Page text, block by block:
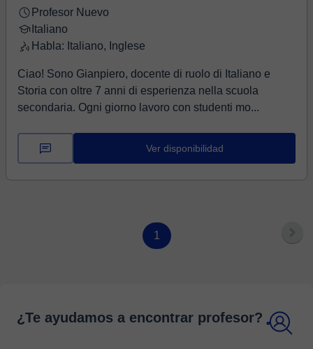
Profesor Nuevo
Italiano
Habla: Italiano, Inglese
Ciao! Sono Gianpiero, docente di ruolo di Italiano e
Storia con oltre 7 anni di esperienza nella scuola
secondaria. Ogni giorno lavoro con studenti mo...
Ver disponibilidad
1
¿Te ayudamos a encontrar profesor?